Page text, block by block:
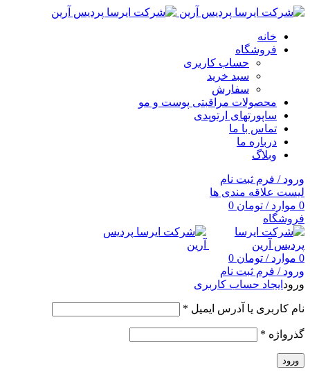
خانه
فروشگاه
حساب کاربری
سبد خرید
سفارش
محصولات مراقبتی پوست و مو
ساپورتهای ارتوپدی
تماس با ما
درباره ما
وبلاگ
ورود / فرم ثبت نام
لیست علاقه مندی ها
0 موارد / تومان
فروشگاه
0 موارد / تومان
ورود / فرم ثبت نام
ورود ایجاد حساب کاربری
نام کاربری یا آدرس ایمیل *
گذرواژه *
ورود